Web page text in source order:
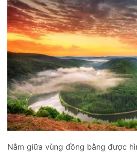
Nằm giữa vùng đồng bằng được